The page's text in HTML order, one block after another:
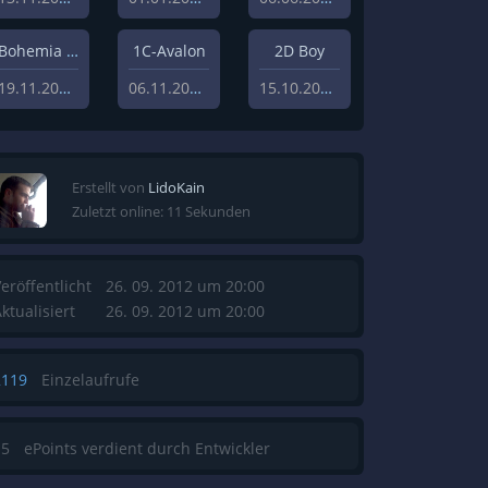
Bohemia Interactive Studios
19.11.2010
1C-Avalon
06.11.2010
2D Boy
15.10.2008
Erstellt von LidoKain
Zuletzt online: 11 Sekunden
26. 09. 2012 um 20:00
26. 09. 2012 um 20:00
Einzelaufrufe
ePoints verdient durch Entwickler